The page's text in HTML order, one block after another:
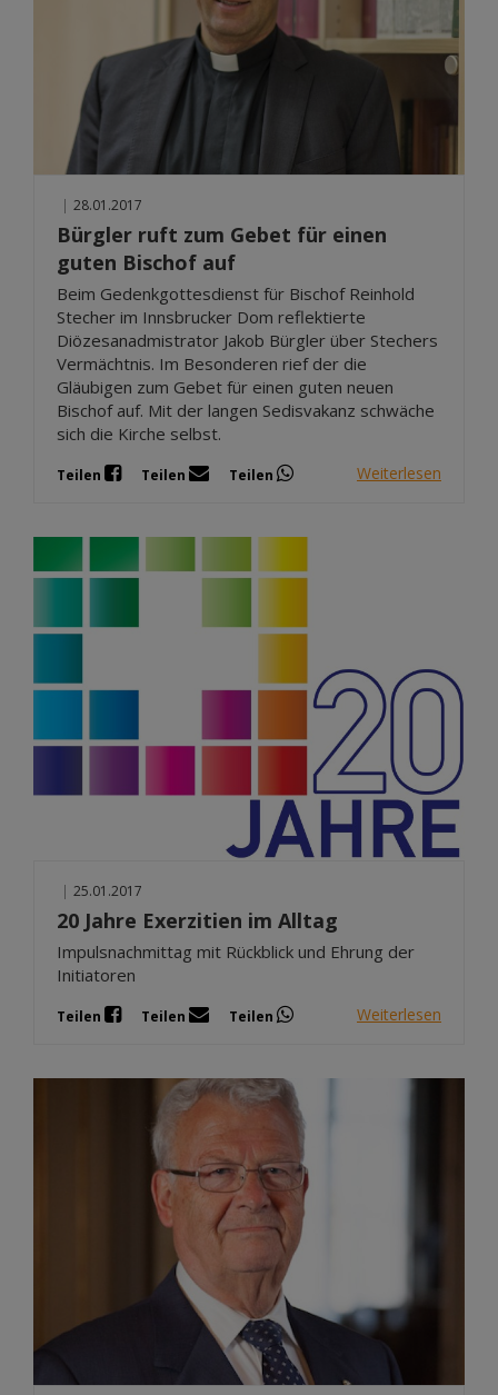
| 28.01.2017
Bürgler ruft zum Gebet für einen
guten Bischof auf
Beim Gedenkgottesdienst für Bischof Reinhold
Stecher im Innsbrucker Dom reflektierte
Diözesanadmistrator Jakob Bürgler über Stechers
Vermächtnis. Im Besonderen rief der die
Gläubigen zum Gebet für einen guten neuen
Bischof auf. Mit der langen Sedisvakanz schwäche
sich die Kirche selbst.
Teilen Teilen Teilen Weiterlesen
| 25.01.2017
20 Jahre Exerzitien im Alltag
Impulsnachmittag mit Rückblick und Ehrung der
Initiatoren
Teilen Teilen Teilen Weiterlesen